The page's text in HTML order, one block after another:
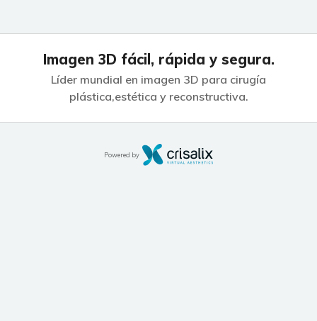
Imagen 3D fácil, rápida y segura.
Líder mundial en imagen 3D para cirugía
plástica,estética y reconstructiva.
Powered by